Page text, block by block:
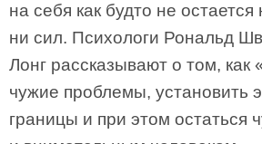
на себя как будто не
ни сил. Психологи Рональд
Лонг рассказывают о том, как
чужие проблемы, установить
границы и при этом остаться